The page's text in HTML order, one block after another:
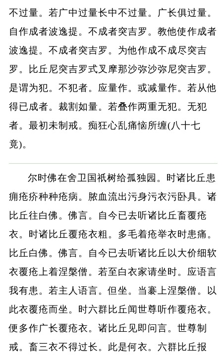
不过量。若广中过量长中不过量。广长俱过量。
自作成者波逸提。不成者突吉罗。教他使作成者
波逸提。不成者突吉罗。为他作成不成尽突吉
罗。比丘尼突吉罗式叉摩那沙弥沙弥尼突吉罗。
是谓为犯。不犯者。应量作。或减量作。若从他
得已成者。裁割如量。若叠作两重无犯。无犯
者。最初未制戒。痴狂心乱痛恼所缠(八十七
竟)。
尔时佛在舍卫国祇树给孤独园。时诸比丘患
痈疮疥种种疮病。脓血流出污身污衣污卧具。诸
比丘往白佛。佛言。自今已去听诸比丘畜覆疮
衣。时诸比丘覆疮衣粗。多毛着疮举衣时患痛。
比丘白佛。佛言。自今已去听诸比丘以大价细软
衣覆疮上着涅槃僧。若至白衣家请坐时。应语言
我有患。若主人语言。但坐。当褰上涅槃僧。以
此衣覆疮而坐。时六群比丘闻世尊听作覆疮衣。
便多作广长覆疮衣。诸比丘见即问言。世尊制
戒。畜三衣不得过长。此是何衣。六群比丘报